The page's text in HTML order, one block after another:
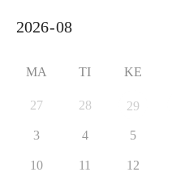
MA TI KE
27 28 29
3 4 5
10 11 12